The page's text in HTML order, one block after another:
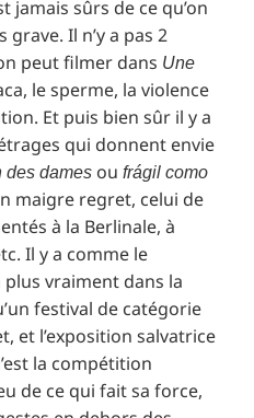
jamais sûrs de ce qu’on
grave. Il n’y a pas 2
peut filmer dans Une
le sperme, la violence
Et puis bien sûr il y a
qui donnent envie
des dames oufrágil como
maigre regret, celui de
à la Berlinale, à
Il y a comme le
plus vraiment dans la
festival de catégorie
et l’exposition salvatrice
la compétition
de ce qui fait sa force,